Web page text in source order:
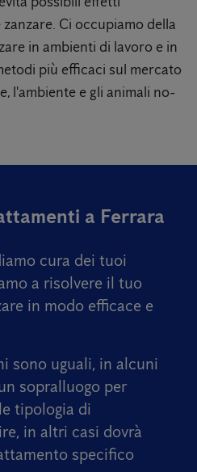
Ci occupiamo della
in ambienti di lavoro e in
più efficaci sul mercato
l'ambiente e gli animali no-
a Ferrara
cura dei tuoi
a risolvere il tuo
in modo efficace e
sono uguali, in alcuni
sopralluogo per
tipologia di
in altri casi dovrà
specifico